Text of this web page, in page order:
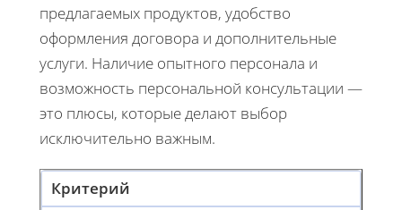
предлагаемых продуктов, удобство
оформления договора и дополнительные
услуги. Наличие опытного персонала и
возможность персональной консультации —
это плюсы, которые делают выбор
исключительно важным.
Критерий